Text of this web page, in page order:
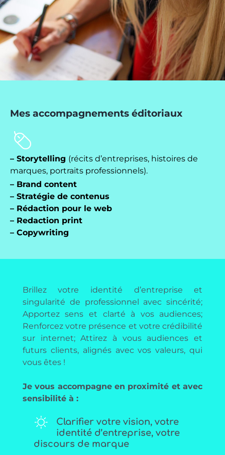
Mes accompagnements éditoriaux
– Storytelling (récits d’entreprises, histoires de
marques, portraits professionnels).
– Brand content
– Stratégie de contenus
– Rédaction pour le web
– Redaction print
– Copywriting
Brillez votre identité d’entreprise et
singularité de professionnel avec sincérité;
Apportez sens et clarté à vos audiences;
Renforcez votre présence et votre crédibilité
sur internet; Attirez à vous audiences et
futurs clients, alignés avec vos valeurs, qui
vous êtes !
Je vous accompagne en proximité et avec
sensibilité à :
Clarifier votre vision, votre
identité d’entreprise, votre
discours de marque